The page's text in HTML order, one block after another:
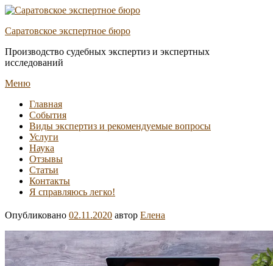
Перейти
содержимому
Саратовское экспертное бюро
Производство судебных экспертиз и экспертных
исследований
Меню
Основное
меню
Главная
События
Виды экспертиз и рекомендуемые вопросы
Услуги
Наука
Отзывы
Статьи
Контакты
Я справляюсь легко!
Опубликовано 02.11.2020 автор Елена